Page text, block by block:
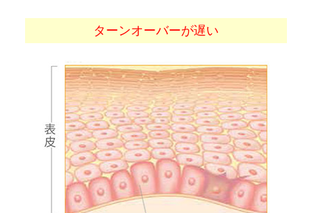
ターンオーバーが遅い